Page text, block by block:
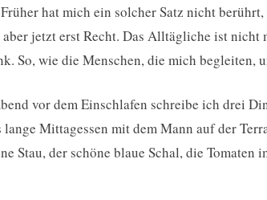
Früher hat mich ein solcher Satz nicht
aber jetzt erst Recht. Das Alltägliche ist
So, wie die Menschen, die mich begleiten,
vor dem Einschlafen schreibe ich drei
lange Mittagessen mit dem Mann auf der
Stau, der schöne blaue Schal, die Tomaten